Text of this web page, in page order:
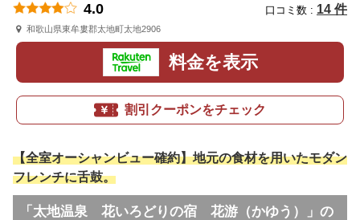
4.0 口コミ数 : 14 件
和歌山県東牟婁郡太地町太地2906
料金を表示
割引クーポンをチェック
【全室オーシャンビュー確約】地元の食材を用いたモダン
フレンチに舌鼓。
「太地温泉 花いろどりの宿 花游（かゆう）」の